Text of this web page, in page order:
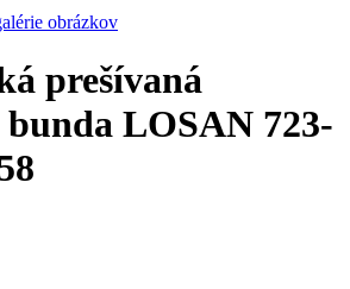
obrázkov
prešívaná
LOSAN 723-